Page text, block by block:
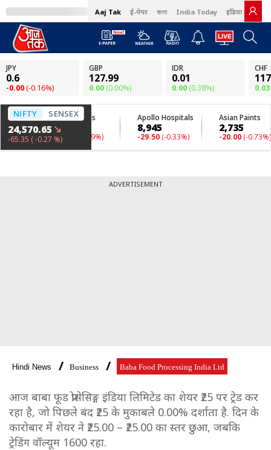
Aaj Tak ई-पेपर বাংলা India Today इंडिया टुडे हिंदी
ADVERTISEMENT
Hindi News Business Baba Food Processing India Ltd
आज बाबा फूड प्रोसेसिङ्ग इंडिया लिमिटेड का शेयर ₹25 पर ट्रेड कर
रहा है, जो पिछले बंद ₹25 के मुकाबले 0.00% दर्शाता है. दिन के
कारोबार में शेयर ने ₹25.00 – ₹25.00 का स्तर छुआ, जबकि
ट्रेडिंग वॉल्यूम 1600 रहा.